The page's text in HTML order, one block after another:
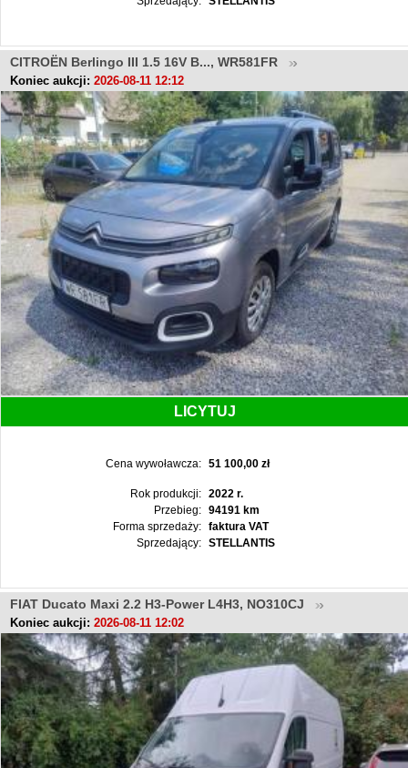
CITROËN Berlingo III 1.5 16V B..., WR581FR
Koniec aukcji: 2026-08-11 12:12
LICYTUJ
Cena wywoławcza: 51 100,00 zł
Rok produkcji:
2022 r.
Przebieg:
94191 km
Forma sprzedaży:
faktura VAT
Sprzedający:
STELLANTIS
FIAT Ducato Maxi 2.2 H3-Power L4H3, NO310CJ
Koniec aukcji: 2026-08-11 12:02